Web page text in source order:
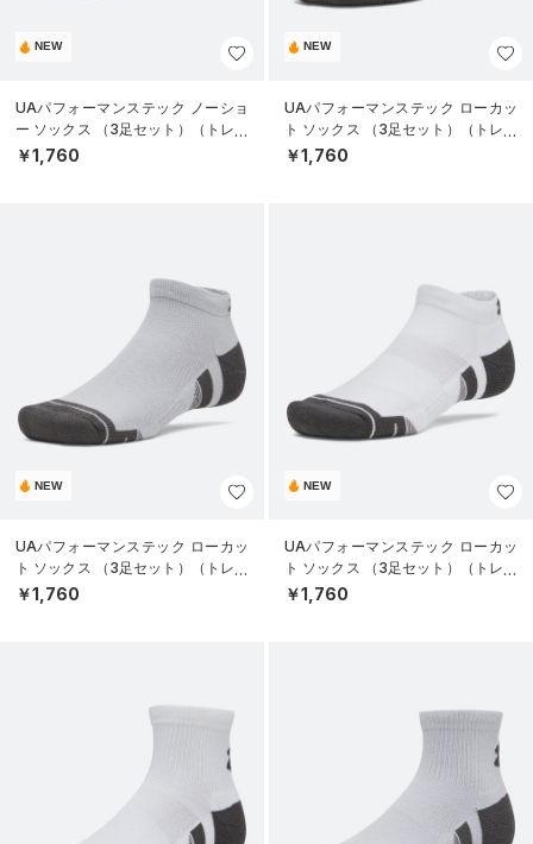
NEW
UAパフォーマンステック ノーショ
ー ソックス （3足セット）（トレー
ニング/UNISEX）
￥1,760
NEW
UAパフォーマンステック ローカッ
ト ソックス （3足セット）（トレー
ニング/UNISEX）
￥1,760
NEW
UAパフォーマンステック ローカッ
ト ソックス （3足セット）（トレー
ニング/UNISEX）
￥1,760
NEW
UAパフォーマンステック ローカッ
ト ソックス （3足セット）（トレー
ニング/UNISEX）
￥1,760